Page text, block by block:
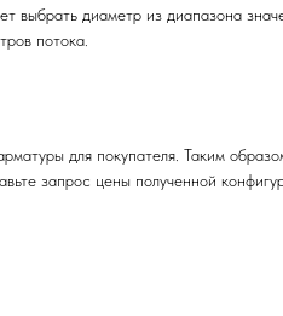
диаметр из диапазона
потока.
для покупателя. Таким
запрос цены полученной